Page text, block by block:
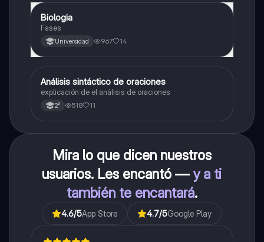
Biología
Biologia
Fases
Universidad 967 14
Lengua
Análisis sintáctico de oraciones
explicación de el análisis de oraciones
2° 518 11
Mira lo que dicen nuestros
usuarios. Les encantó —y a ti
también te encantará.
4.6/5App Store 4.7/5Google Play